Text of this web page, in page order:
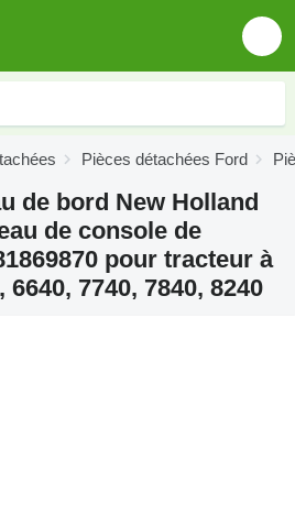
Pièces détachées Ford
de bord New Holland
de console de
pour tracteur à
7740, 7840, 8240